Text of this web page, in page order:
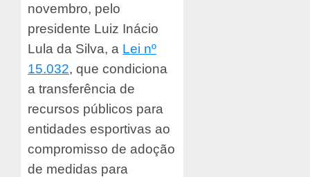
novembro, pelo
presidente Luiz Inácio
Lula da Silva, a Lei nº
15.032, que condiciona
a transferência de
recursos públicos para
entidades esportivas ao
compromisso de adoção
de medidas para